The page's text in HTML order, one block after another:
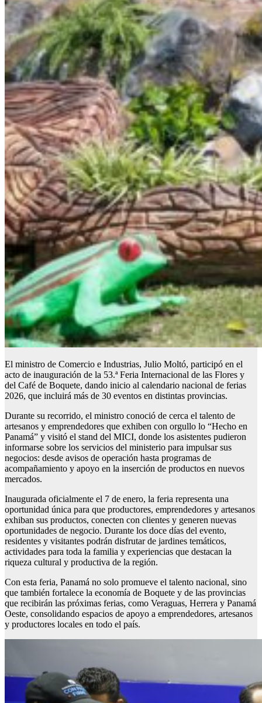
El ministro de Comercio e Industrias, Julio Moltó, participó en el
acto de inauguración de la 53.ª Feria Internacional de las Flores y
del Café de Boquete, dando inicio al calendario nacional de ferias
2026, que incluirá más de 30 eventos en distintas provincias.
Durante su recorrido, el ministro conoció de cerca el talento de
artesanos y emprendedores que exhiben con orgullo lo “Hecho en
Panamá” y visitó el stand del MICI, donde los asistentes pudieron
informarse sobre los servicios del ministerio para impulsar sus
negocios: desde avisos de operación hasta programas de
acompañamiento y apoyo en la inserción de productos en nuevos
mercados.
Inaugurada oficialmente el 7 de enero, la feria representa una
oportunidad única para que productores, emprendedores y artesanos
exhiban sus productos, conecten con clientes y generen nuevas
oportunidades de negocio. Durante los doce días del evento,
residentes y visitantes podrán disfrutar de jardines temáticos,
actividades para toda la familia y experiencias que destacan la
riqueza cultural y productiva de la región.
Con esta feria, Panamá no solo promueve el talento nacional, sino
que también fortalece la economía de Boquete y de las provincias
que recibirán las próximas ferias, como Veraguas, Herrera y Panamá
Oeste, consolidando espacios de apoyo a emprendedores, artesanos
y productores locales en todo el país.